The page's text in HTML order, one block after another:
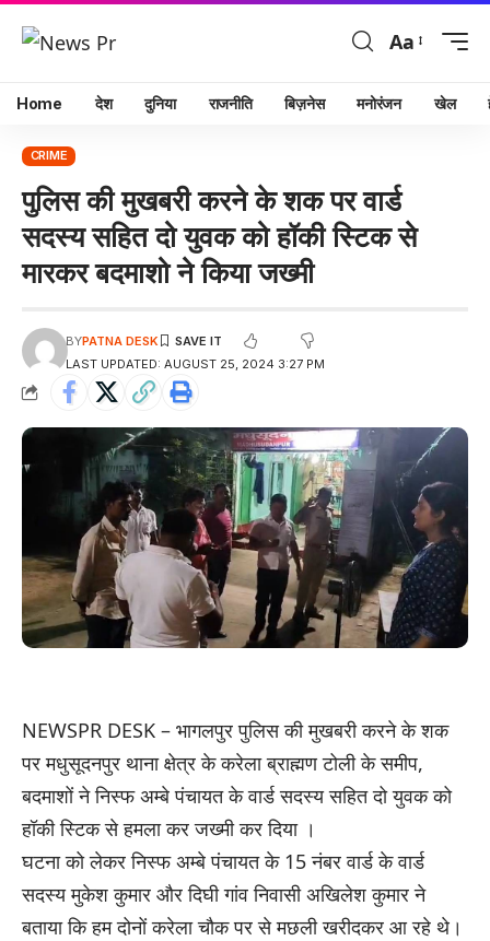
Aa
Home देश दुनिया राजनीति बिज़नेस मनोरंजन खेल
CRIME
पुलिस की मुखबरी करने के शक पर वार्ड
सदस्य सहित दो युवक को हॉकी स्टिक से
मारकर बदमाशो ने किया जख्मी
LAST UPDATED: AUGUST 25, 2024 3:27 PM
BYPATNA DESK
NEWSPR DESK – भागलपुर पुलिस की मुखबरी करने के शक
पर मधुसूदनपुर थाना क्षेत्र के करेला ब्राह्मण टोली के समीप,
बदमाशों ने निस्फ अम्बे पंचायत के वार्ड सदस्य सहित दो युवक को
हॉकी स्टिक से हमला कर जख्मी कर दिया ।
घटना को लेकर निस्फ अम्बे पंचायत के 15 नंबर वार्ड के वार्ड
सदस्य मुकेश कुमार और दिघी गांव निवासी अखिलेश कुमार ने
बताया कि हम दोनों करेला चौक पर से मछली खरीदकर आ रहे थे।